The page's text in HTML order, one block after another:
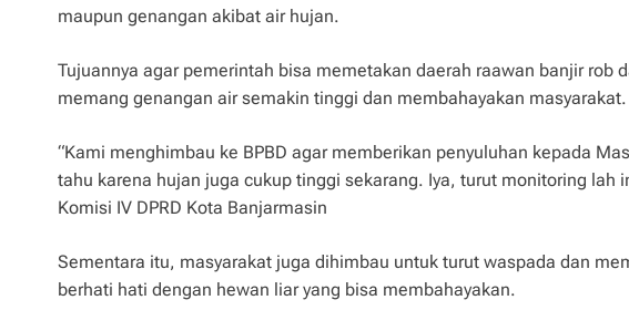
maupun genangan akibat air hujan.
Tujuannya agar pemerintah bisa memetakan daerah raawan banjir rob
memang genangan air semakin tinggi dan membahayakan masyarakat.
“Kami menghimbau ke BPBD agar memberikan penyuluhan kepada
tahu karena hujan juga cukup tinggi sekarang. Iya, turut monitoring lah
Komisi IV DPRD Kota Banjarmasin
Sementara itu, masyarakat juga dihimbau untuk turut waspada dan
berhati hati dengan hewan liar yang bisa membahayakan.